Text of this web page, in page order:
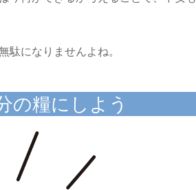
駄になりませんよね。
の糧にしよう